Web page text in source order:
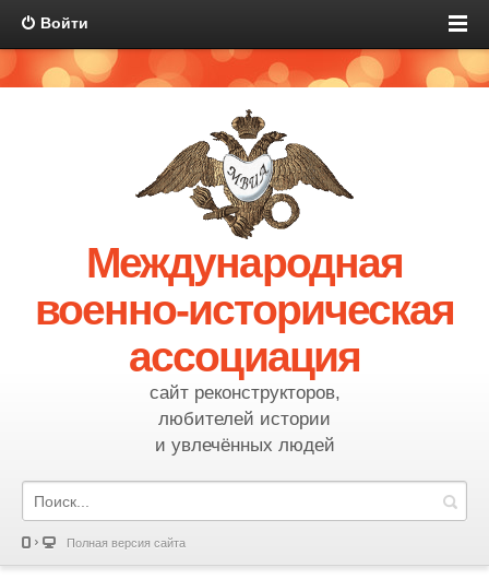
Войти
Международная
военно-историческая
ассоциация
сайт реконструкторов,
любителей истории
и увлечённых людей
Полная версия сайта